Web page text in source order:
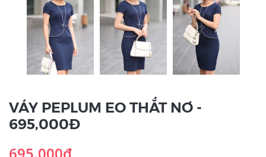
VÁY PEPLUM EO THẮT NƠ -
695,000Đ
695.000₫